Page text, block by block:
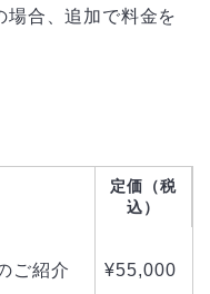
合、追加で料金を
定価（税
込）
ご紹介
¥55,000